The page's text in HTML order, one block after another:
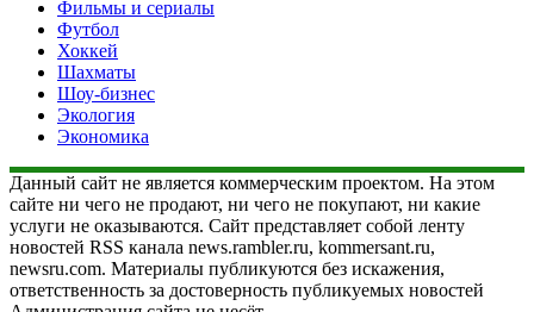
Фильмы и сериалы
Футбол
Хоккей
Шахматы
Шоу-бизнес
Экология
Экономика
Данный сайт не является коммерческим проектом. На этом
сайте ни чего не продают, ни чего не покупают, ни какие
услуги не оказываются. Сайт представляет собой ленту
новостей RSS канала news.rambler.ru, kommersant.ru,
newsru.com. Материалы публикуются без искажения,
ответственность за достоверность публикуемых новостей